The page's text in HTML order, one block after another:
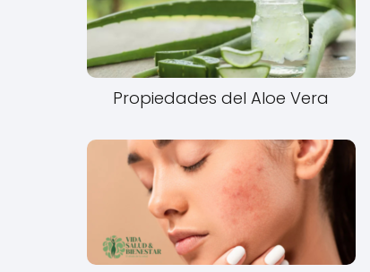
Propiedades del Aloe Vera